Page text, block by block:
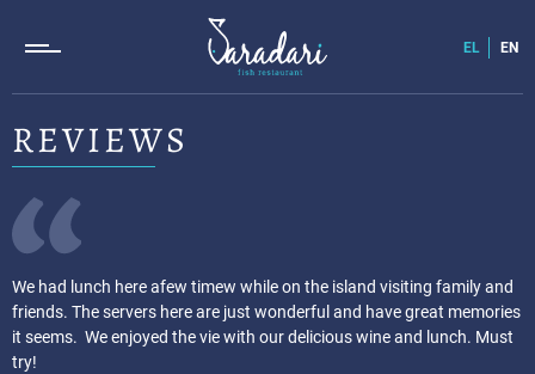
EL EN
REVIEWS
We had lunch here afew timew while on the island visiting family and
friends. The servers here are just wonderful and have great memories
it seems. We enjoyed the vie with our delicious wine and lunch. Must
try!